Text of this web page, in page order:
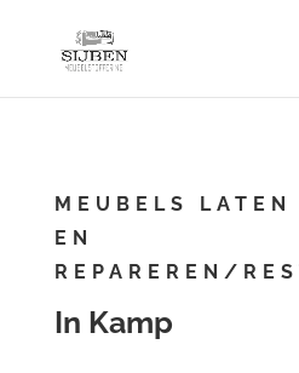
MEUBELS LATEN
EN
REPAREREN/
In Kamp